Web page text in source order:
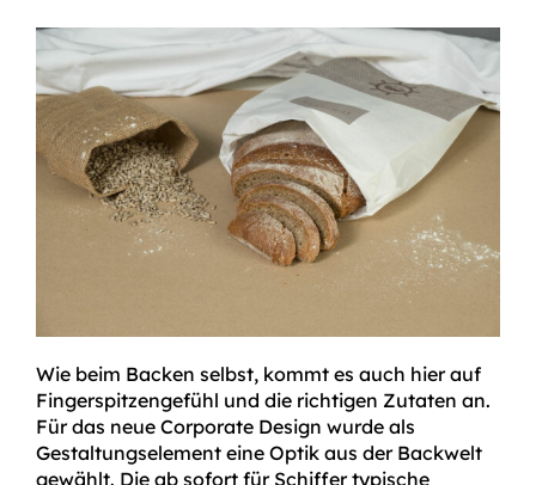
Wie beim Backen selbst, kommt es auch hier auf
Fingerspitzengefühl und die richtigen Zutaten an.
Für das neue Corporate Design wurde als
Gestaltungselement eine Optik aus der Backwelt
gewählt. Die ab sofort für Schiffer typische